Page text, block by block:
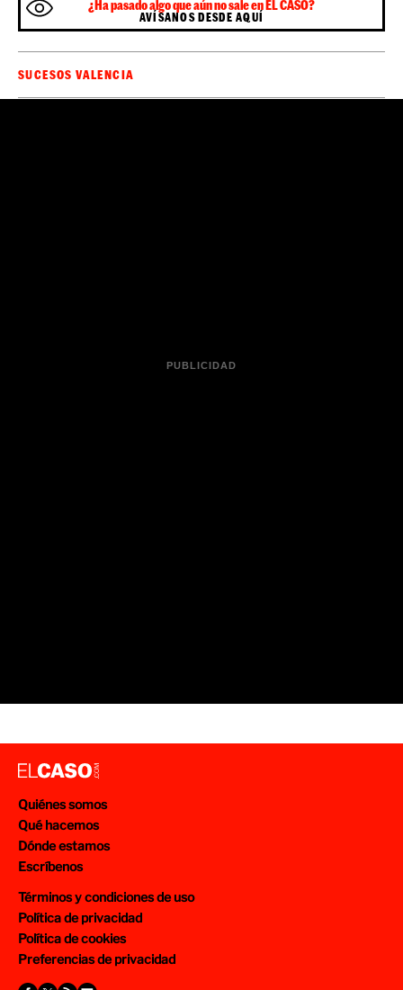
¿Ha pasado algo que aún no sale en EL CASO?
AVÍSANOS DESDE AQUÍ
SUCESOS VALENCIA
Quiénes somos
Qué hacemos
Dónde estamos
Escríbenos
Términos y condiciones de uso
Política de privacidad
Política de cookies
Preferencias de privacidad